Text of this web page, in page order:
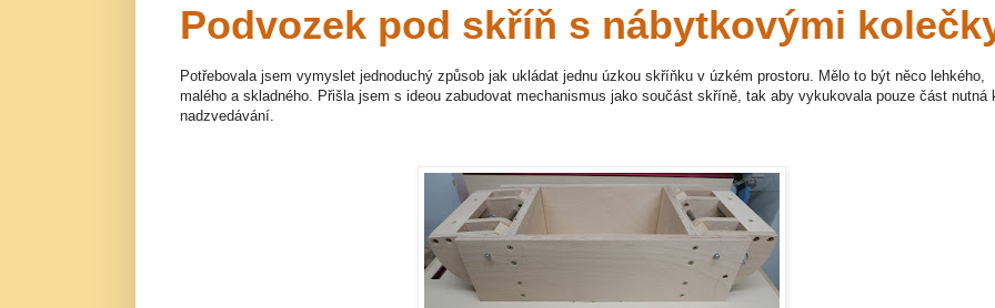
Podvozek pod skříň s nábytkovými
Potřebovala jsem vymyslet jednoduchý způsob jak ukládat jednu úzkou skříňku v úzkém prostoru. Mělo to být něco lehkého,
malého a skladného. Přišla jsem s ideou zabudovat mechanismus jako součást skříně, tak aby vykukovala pouze část nutná
nadzvedávání.